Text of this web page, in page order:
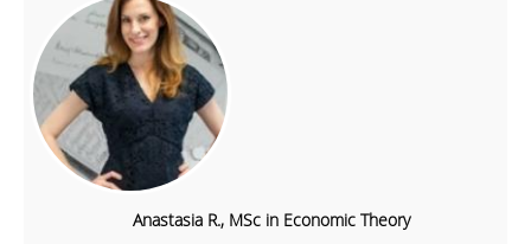
Anastasia R., MSc in Economic Theory